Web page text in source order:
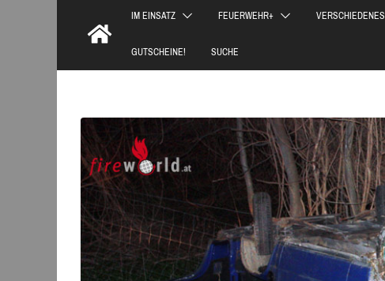
IM EINSATZ FEUERWEHR+ VERSCHIEDENES
GUTSCHEINE! SUCHE